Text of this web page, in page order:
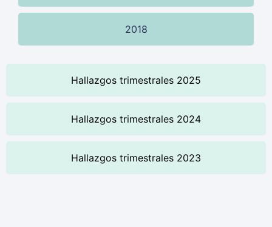
Hallazgos trimestrales 2025
Hallazgos trimestrales 2024
Hallazgos trimestrales 2023
2018